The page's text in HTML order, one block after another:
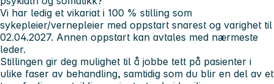
Vi har ledig et vikariat i 100 % stilling som
sykepleier/vernepleier med oppstart snarest og varighet til
02.04.2027. Annen oppstart kan avtales med nærmeste
leder.
Stillingen gir deg mulighet til å jobbe tett på pasienter i
ulike faser av behandling, samtidig som du blir en del av et